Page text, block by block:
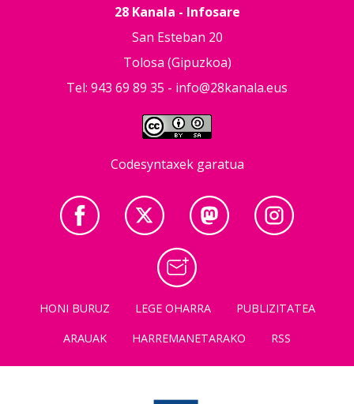
28 Kanala - Infosare
San Esteban 20
Tolosa (Gipuzkoa)
Tel: 943 69 89 35 - info@28kanala.eus
Codesyntaxek garatua
HONI BURUZ LEGE OHARRA
PUBLIZITATEA
ARAUAK
HARREMANETARAKO RSS